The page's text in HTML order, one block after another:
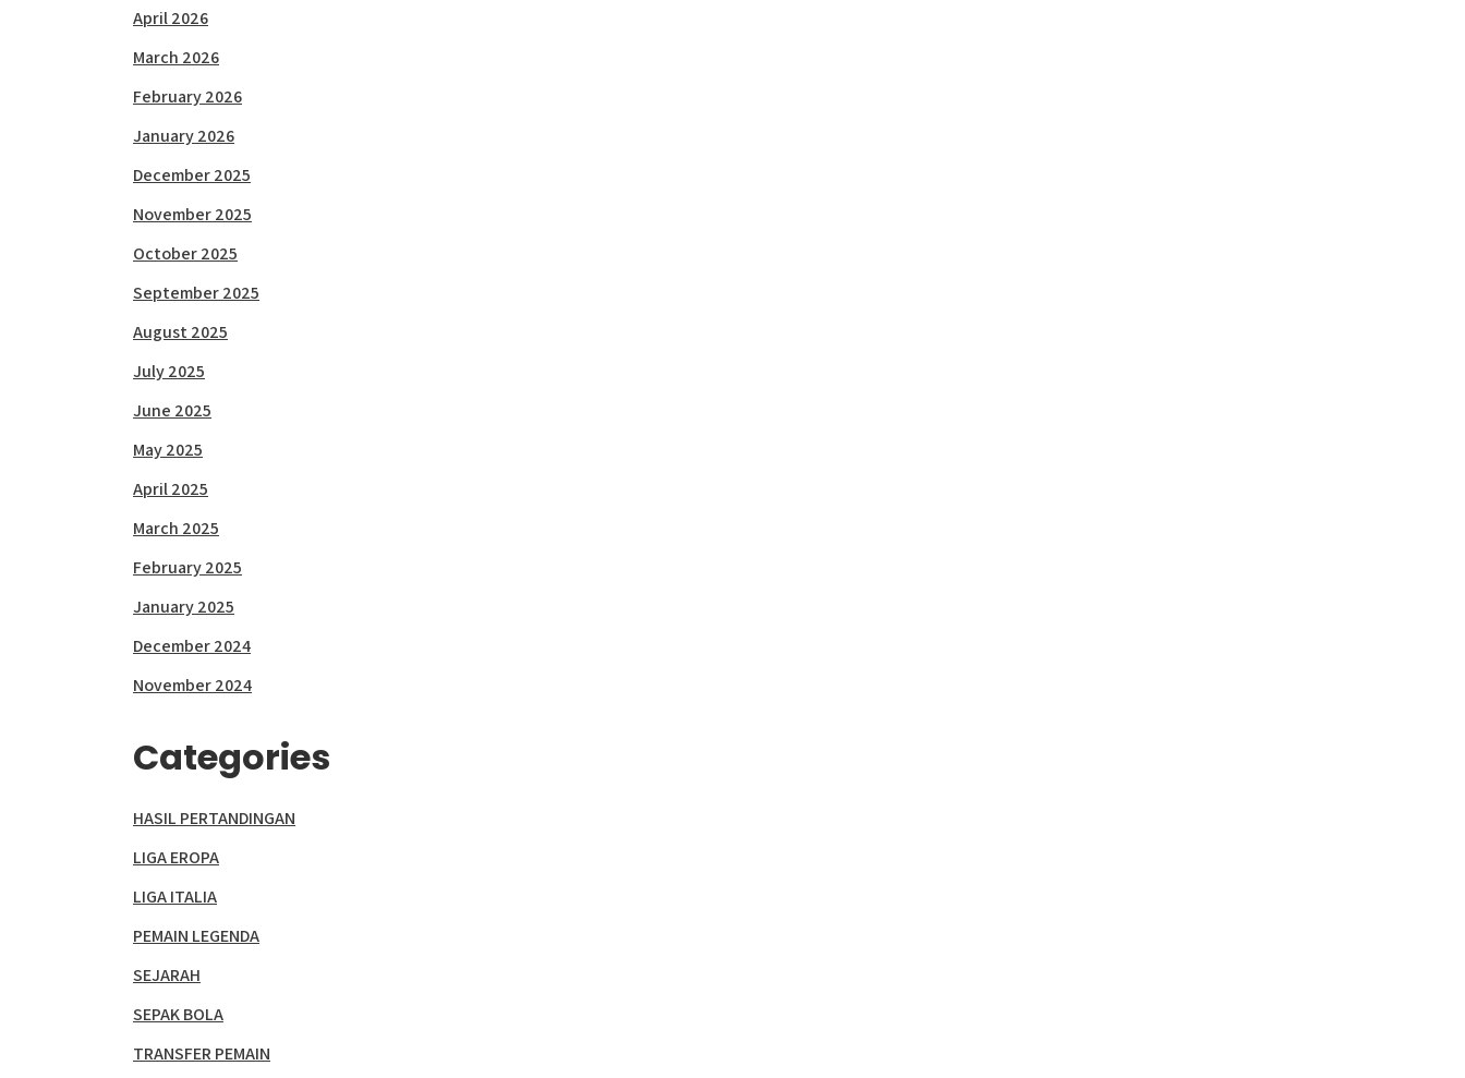
April 2026
March 2026
February 2026
January 2026
December 2025
November 2025
October 2025
September 2025
August 2025
July 2025
June 2025
May 2025
April 2025
March 2025
February 2025
January 2025
December 2024
November 2024
Categories
HASIL PERTANDINGAN
LIGA EROPA
LIGA ITALIA
PEMAIN LEGENDA
SEJARAH
SEPAK BOLA
TRANSFER PEMAIN